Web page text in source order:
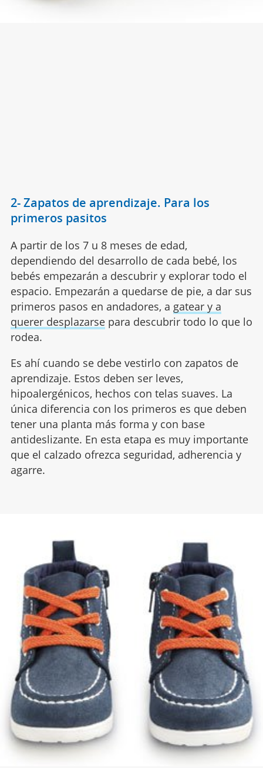
2- Zapatos de aprendizaje. Para los
primeros pasitos
A partir de los 7 u 8 meses de edad,
dependiendo del desarrollo de cada bebé, los
bebés empezarán a descubrir y explorar todo el
espacio. Empezarán a quedarse de pie, a dar sus
primeros pasos en andadores, a gatear y a
querer desplazarsepara descubrir todo lo que lo
rodea.
Es ahí cuando se debe vestirlo con zapatos de
aprendizaje. Estos deben ser leves,
hipoalergénicos, hechos con telas suaves. La
única diferencia con los primeros es que deben
tener una planta más forma y con base
antideslizante. En esta etapa es muy importante
que el calzado ofrezca seguridad, adherencia y
agarre.